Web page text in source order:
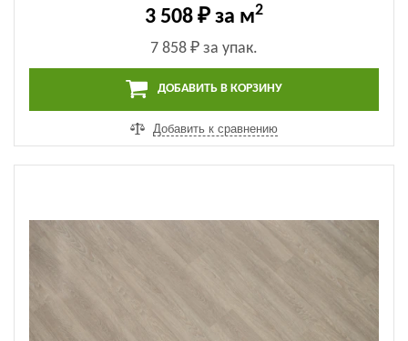
3 508 ₽ за м2
7 858 ₽ за упак.
ДОБАВИТЬ В КОРЗИНУ
Добавить к сравнению